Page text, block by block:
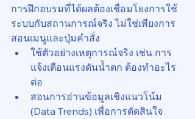
การฝึกอบรมที่ได้ผลต้องเชื่อมโยงการใช้
ระบบกับสถานการณ์จริง ไม่ใช่เพียงการ
สอนเมนูและปุ่มคำสั่ง
ใช้ตัวอย่างเหตุการณ์จริง เช่น การ
แจ้งเตือนแรงดันน้ำตก ต้องทำอะไร
ต่อ
สอนการอ่านข้อมูลเชิงแนวโน้ม
(Data Trends) เพื่อการตัดสินใจ